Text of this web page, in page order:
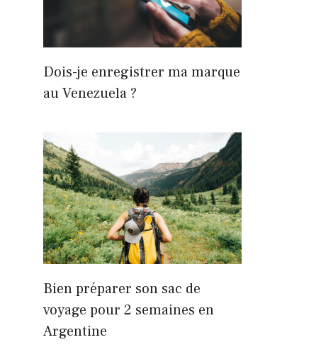
Dois-je enregistrer ma marque
au Venezuela ?
Bien préparer son sac de
voyage pour 2 semaines en
Argentine